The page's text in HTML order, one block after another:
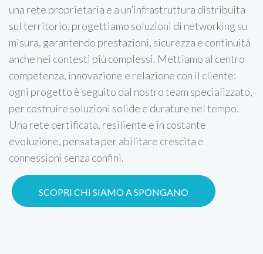
una rete proprietaria e a un’infrastruttura distribuita
sul territorio, progettiamo soluzioni di networking su
misura, garantendo prestazioni, sicurezza e continuità
anche nei contesti più complessi. Mettiamo al centro
competenza, innovazione e relazione con il cliente:
ogni progetto è seguito dal nostro team specializzato,
per costruire soluzioni solide e durature nel tempo.
Una rete certificata, resiliente e in costante
evoluzione, pensata per abilitare crescita e
connessioni senza confini.
SCOPRI CHI SIAMO A SPONGANO